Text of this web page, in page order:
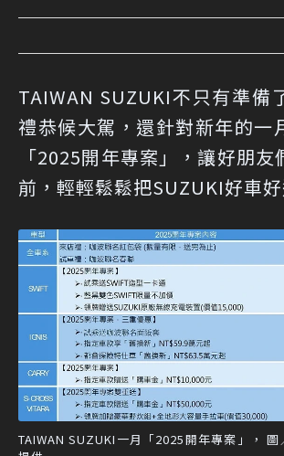
TAIWAN SUZUKI不只有準備
禮恭候大駕，還針對新年的一
「2025開年專案」，讓好朋
前，輕輕鬆鬆把SUZUKI好車好
TAIWAN SUZUKI一月「2025開年專案」， 圖